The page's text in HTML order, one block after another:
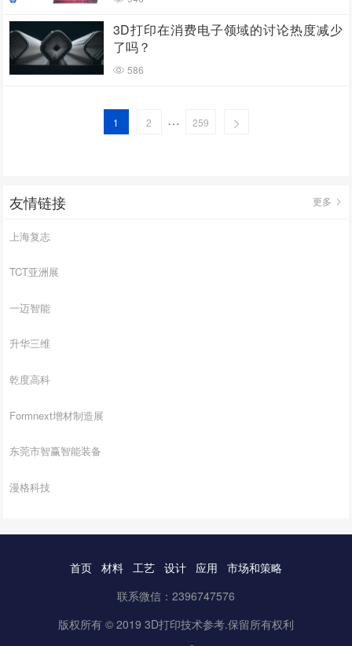
3D打印在消费电子领域的讨论热度减少
了吗？
586
1 2 … 259
友情链接 更多
上海复志
TCT亚洲展
一迈智能
升华三维
乾度高科
Formnext增材制造展
东莞市智赢智能装备
漫格科技
首页 材料 工艺 设计 应用
市场和策略
联系微信：2396747576
版权所有 © 2019 3D打印技术参考.保留所有权利